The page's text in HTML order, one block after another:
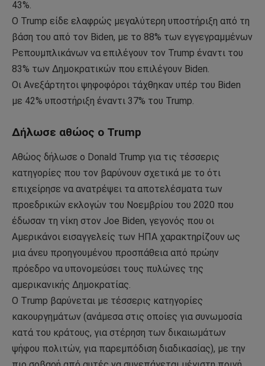
43%.
Ο Trump είδε ελαφρώς μεγαλύτερη υποστήριξη από τη
βάση του από τον Biden, με το 88% των εγγεγραμμένων
Ρεπουμπλικάνων να επιλέγουν τον Trump έναντι του
83% των Δημοκρατικών που επιλέγουν Biden.
Οι Ανεξάρτητοι ψηφοφόροι τάχθηκαν υπέρ του Biden
με 42% υποστήριξη έναντι 37% του Trump.
Δήλωσε αθώος ο Trump
Αθώος δήλωσε ο Donald Trump για τις τέσσερις
κατηγορίες που τον βαρύνουν σχετικά με το ότι
επιχείρησε να ανατρέψει τα αποτελέσματα των
προεδρικών εκλογών του Νοεμβρίου του 2020 που
έδωσαν τη νίκη στον Joe Biden, γεγονός που οι
Αμερικάνοι εισαγγελείς των ΗΠΑ χαρακτηρίζουν ως
μια άνευ προηγουμένου προσπάθεια από πρώην
πρόεδρο να υπονομεύσει τους πυλώνες της
αμερικανικής Δημοκρατίας.
Ο Τrump βαρύνεται με τέσσερις κατηγορίες
κακουργημάτων (ανάμεσα στις οποίες για συνωμοσία
κατά του κράτους, για στέρηση των δικαιωμάτων
ψήφου πολιτών, για παρεμπόδιση διαδικασίας), με την